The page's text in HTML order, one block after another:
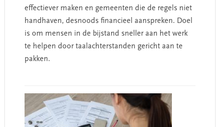
effectiever maken en gemeenten die de regels niet
handhaven, desnoods financieel aanspreken. Doel
is om mensen in de bijstand sneller aan het werk
te helpen door taalachterstanden gericht aan te
pakken.